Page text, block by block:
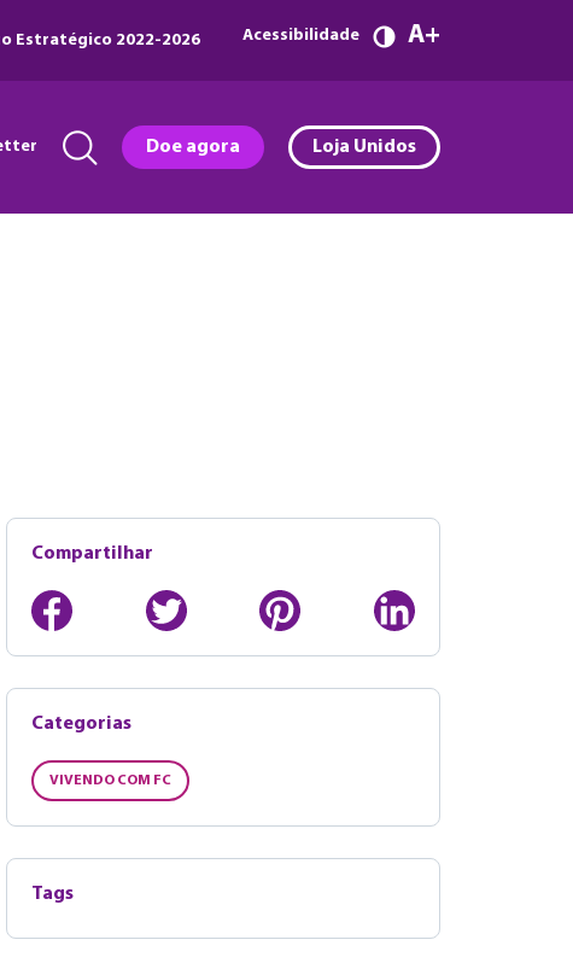
Estratégico 2022-2026 Acessibilidade A
Doe agora Loja Unidos
Compartilhar
Categorias
VIVENDO COM FC
Tags